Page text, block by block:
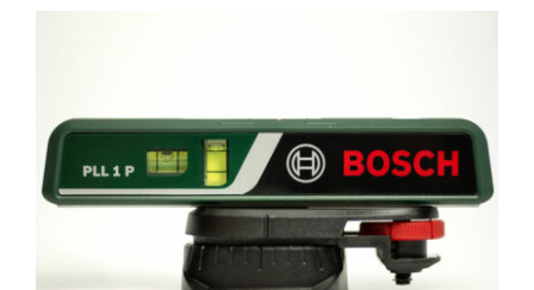
Laserwaage: Bosch PLL 1 P
0603663300 Laser-Wasserwaage